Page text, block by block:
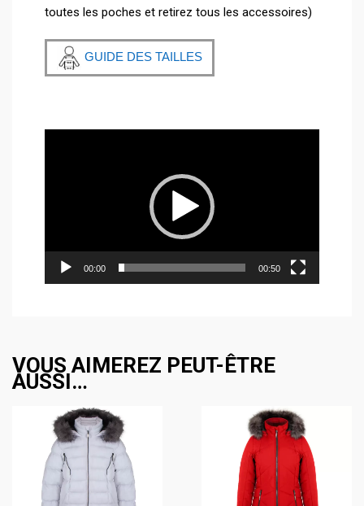
toutes les poches et retirez tous les accessoires)
GUIDE DES TAILLES
00:00 00:50
VOUS AIMEREZ PEUT-ÊTRE
AUSSI…